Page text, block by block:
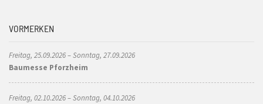
VORMERKEN
Freitag, 25.09.2026 – Sonntag, 27.09.2026
Baumesse Pforzheim
Freitag, 02.10.2026 – Sonntag, 04.10.2026